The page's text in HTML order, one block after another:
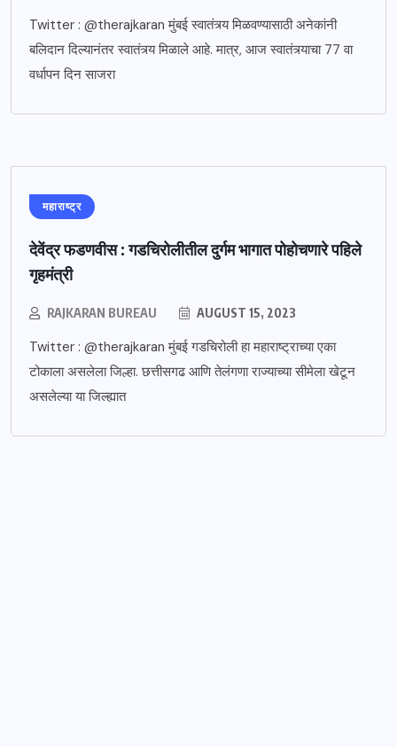
Twitter : @therajkaran मुंबई स्वातंत्र्य मिळवण्यासाठी अनेकांनी
बलिदान दिल्यानंतर स्वातंत्र्य मिळाले आहे. मात्र, आज स्वातंत्र्याचा 77 वा
वर्धापन दिन साजरा
महाराष्ट्र
देवेंद्र फडणवीस : गडचिरोलीतील दुर्गम भागात पोहोचणारे पहिले
गृहमंत्री
RAJKARAN BUREAU AUGUST 15, 2023
Twitter : @therajkaran मुंबई गडचिरोली हा महाराष्ट्राच्या एका
टोकाला असलेला जिल्हा. छत्तीसगढ आणि तेलंगणा राज्याच्या सीमेला खेटून
असलेल्या या जिल्ह्यात